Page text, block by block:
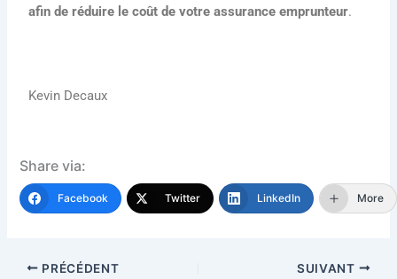
afin de réduire le coût de votre assurance emprunteur.
Kevin Decaux
Share via:
Facebook Twitter LinkedIn More
PRÉCÉDENT SUIVANT